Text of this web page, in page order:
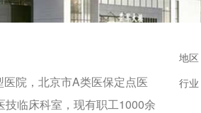
院，北京市A类医保定点医
临床科室，现有职工1000余
地区
行业